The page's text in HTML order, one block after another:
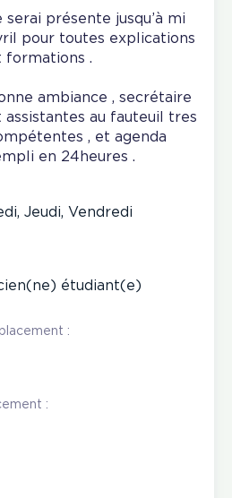
serai présente jusqu’à mi
pour toutes explications
formations .
ambiance , secrétaire
assistantes au fauteuil tres
, et agenda
en 24heures .
Jeudi, Vendredi
étudiant(e)
:
: